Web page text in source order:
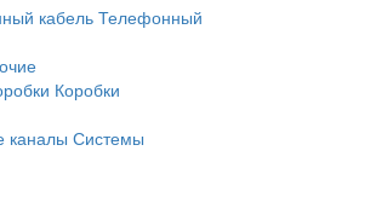
кабель Телефонный
Коробки
каналы Системы